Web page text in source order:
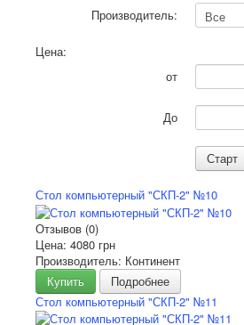
Производитель:
Цена:
от
До
Стол компьютерный "СКП-2" №10
Отзывов (0)
Цена: 4080 грн
Производитель: Континент
Купить
Подробнее
Стол компьютерный "СКП-2" №11